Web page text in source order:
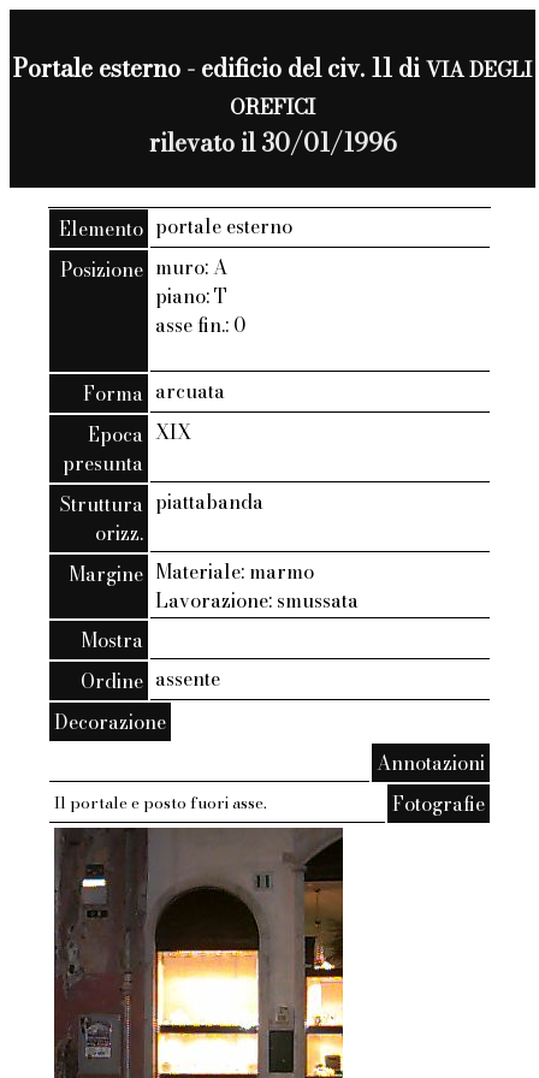
Portale esterno - edificio del civ. 11 diVIA DEGLI
OREFICI
rilevato il 30/01/1996
Elemento portale esterno
Posizione muro: A
piano: T
asse fin.: 0
Forma arcuata
Epoca
presunta
XIX
Struttura
orizz.
piattabanda
Margine Materiale: marmo
Lavorazione: smussata
Mostra
Ordine assente
Decorazione
Annotazioni
Il portale e posto fuori asse. Fotografie